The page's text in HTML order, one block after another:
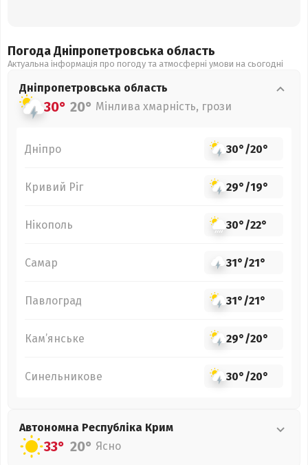
Погода Дніпропетровська область
Актуальна інформація про погоду та атмосферні умови на сьогодні
Дніпропетровська область
30° 20° Мінлива хмарність, грози
Дніпро 30°/20°
Кривий Ріг 29°/19°
Нікополь 30°/22°
Самар 31°/21°
Павлоград 31°/21°
Кам’янське 29°/20°
Синельникове 30°/20°
Автономна Республіка Крим
33° 20° Ясно